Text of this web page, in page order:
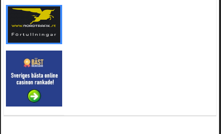
Mrhandsome:SÃ¶ker defekta/trasiga fyrhjulingar. Jag betalar bra och du kan nÃ¥ mig
pÃ¥ 0709955029 eller hv.alexandersson@gmail.com ifall du har en som du vill sÃ¤lja
mvh Hugo
21 februari 2025 kl. 09:25:52
Oscar5:NÃ¥gon som vet vad man kan begÃ¤ra fÃ¶r en Honda TRX 350 FE 2005
4 februari 2025 kl. 19:20:50
Oscar5:44
4 februari 2025 kl. 19:15:36
Greger59:NÃ¤gon som vet har en Cetek 500 EFI
15 januari 2025 kl. 23:49:44
Mrhandsome:SÃÂ¶ker defekta/trasiga fyrhjulingar. Jag betalar bra och du kan nÃÂ¥